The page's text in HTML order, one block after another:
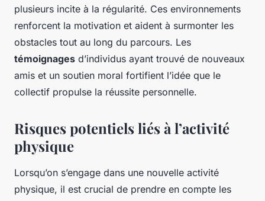
plusieurs incite à la régularité. Ces environnements
renforcent la motivation et aident à surmonter les
obstacles tout au long du parcours. Les
témoignages d’individus ayant trouvé de nouveaux
amis et un soutien moral fortifient l’idée que le
collectif propulse la réussite personnelle.
Risques potentiels liés à l’activité
physique
Lorsqu’on s’engage dans une nouvelle activité
physique, il est crucial de prendre en compte les